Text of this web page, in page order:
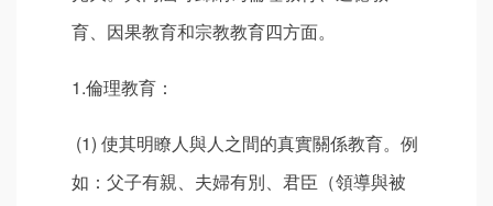
育、因果教育和宗教教育四方面。
1.倫理教育：
(1) 使其明瞭人與人之間的真實關係教育。例
如：父子有親、夫婦有別、君臣（領導與被